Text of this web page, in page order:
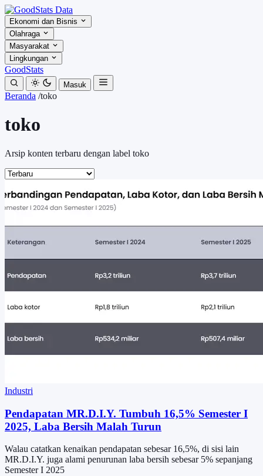
Ekonomi dan Bisnis
Olahraga
Masyarakat
Lingkungan
GoodStats
Masuk
Beranda /toko
toko
Arsip konten terbaru dengan label toko
Industri
Pendapatan MR.D.I.Y. Tumbuh 16,5% Semester I
2025, Laba Bersih Malah Turun
Walau catatkan kenaikan pendapatan sebesar 16,5%, di sisi lain
MR.D.I.Y. juga alami penurunan laba bersih sebesar 5% sepanjang
Semester I 2025